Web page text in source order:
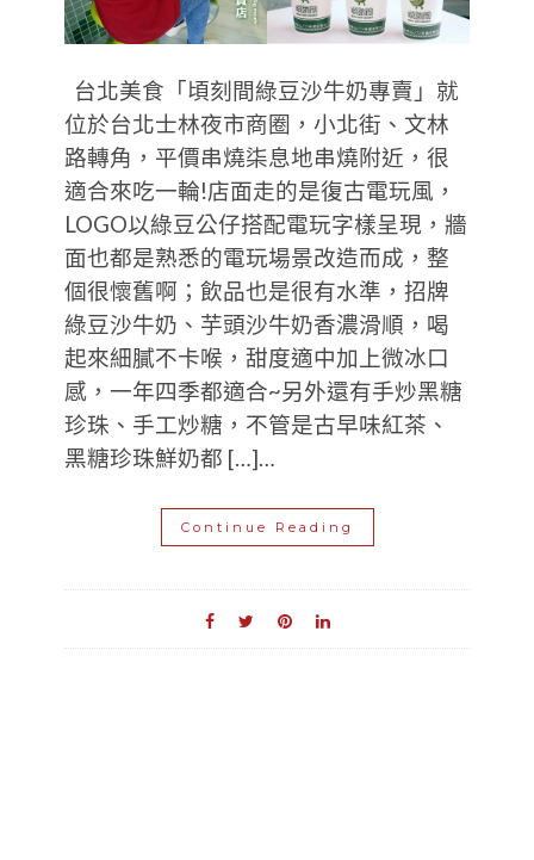
台北美食「頃刻間綠豆沙牛奶專賣」就
位於台北士林夜市商圈，小北街、文林
路轉角，平價串燒柒息地串燒附近，很
適合來吃一輪!店面走的是復古電玩風，
LOGO以綠豆公仔搭配電玩字樣呈現，牆
面也都是熟悉的電玩場景改造而成，整
個很懷舊啊；飲品也是很有水準，招牌
綠豆沙牛奶、芋頭沙牛奶香濃滑順，喝
起來細膩不卡喉，甜度適中加上微冰口
感，一年四季都適合~另外還有手炒黑糖
珍珠、手工炒糖，不管是古早味紅茶、
黑糖珍珠鮮奶都 […]…
Continue Reading